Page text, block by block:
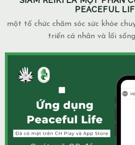
PEACEFUL
một tổ chức chăm sóc sức khỏe
triển cá nhân và lối